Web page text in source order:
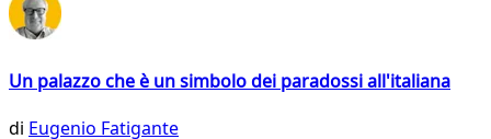
Un palazzo che è un simbolo dei paradossi all'italiana
di Eugenio Fatigante